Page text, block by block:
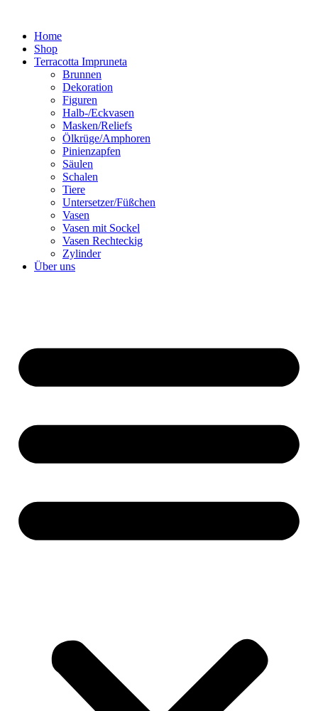
springenHome
Shop
Terracotta Impruneta
Brunnen
Dekoration
Figuren
Halb-/Eckvasen
Masken/Reliefs
Ölkrüge/Amphoren
Pinienzapfen
Säulen
Schalen
Tiere
Untersetzer/Füßchen
Vasen
Vasen mit Sockel
Vasen Rechteckig
Zylinder
Über uns